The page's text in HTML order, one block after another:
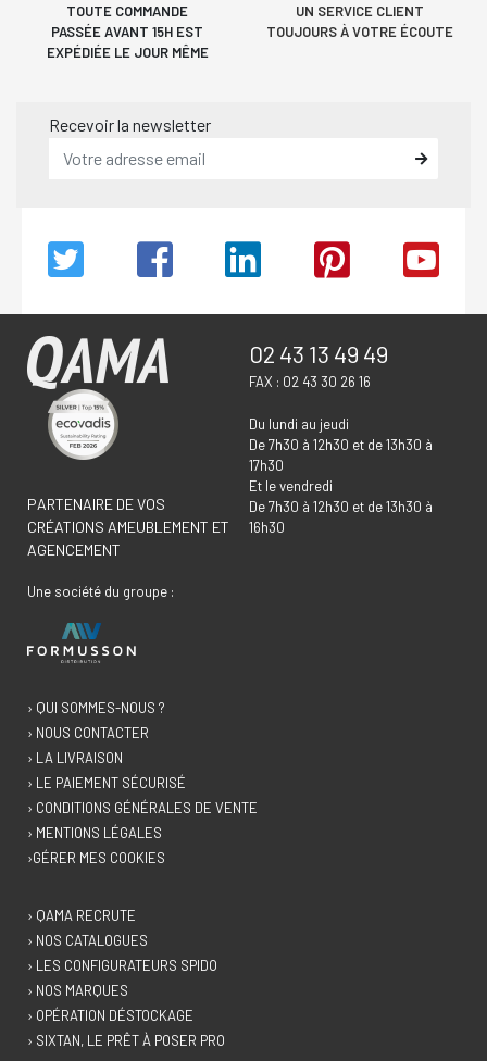
TOUTE COMMANDE
PASSÉE AVANT 15H EST
EXPÉDIÉE LE JOUR MÊME
UN SERVICE CLIENT
TOUJOURS À VOTRE ÉCOUTE
Recevoir la newsletter
PARTENAIRE DE VOS
CRÉATIONS AMEUBLEMENT ET
AGENCEMENT
Une société du groupe :
02 43 13 49 49
FAX : 02 43 30 26 16
Du lundi au jeudi
De 7h30 à 12h30 et de 13h30 à
17h30
Et le vendredi
De 7h30 à 12h30 et de 13h30 à
16h30
› QUI SOMMES-NOUS ?
› NOUS CONTACTER
› LA LIVRAISON
› LE PAIEMENT SÉCURISÉ
› CONDITIONS GÉNÉRALES DE VENTE
› MENTIONS LÉGALES
›GÉRER MES COOKIES
› QAMA RECRUTE
› NOS CATALOGUES
› LES CONFIGURATEURS SPIDO
› NOS MARQUES
› OPÉRATION DÉSTOCKAGE
› SIXTAN, LE PRÊT À POSER PRO